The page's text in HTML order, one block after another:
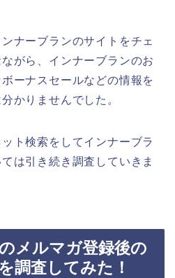
ナーブランのサイトをチェ
がら、インナーブランのお
ーナスセールなどの情報を
かりませんでした。
ト検索をしてインナーブラ
は引き続き調査していきま
メルマガ登録後の
調査してみた！